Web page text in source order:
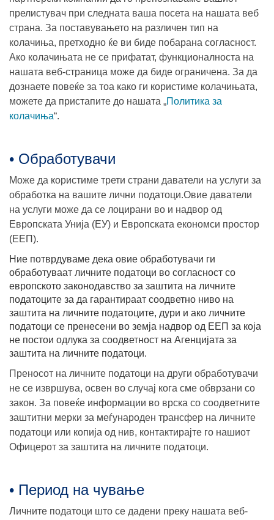
прелистувач при следната ваша посета на нашата веб
страна. За поставувањето на различен тип на
колачиња, претходно ќе ви биде побарана согласност.
Ако колачињата не се прифатат, функционалноста на
нашата веб-страница може да биде ограничена. За да
дознаете повеќе за тоа како ги користиме колачињата,
можете да пристапите до нашата „Политика за
колачиња“.
• Обработувачи
Може да користиме трети страни даватели на услуги за
обработка на вашите лични податоци.Овие даватели
на услуги може да се лоцирани во и надвор од
Европската Унија (ЕУ) и Европската економси простор
(ЕЕП).
Ние потврдуваме дека овие обработувачи ги
обработуваат личните податоци во согласност со
европското законодавство за заштита на личните
податоците за да гарантираат соодветно ниво на
заштита на личните податоците, дури и ако личните
податоци се пренесени во земја надвор од ЕЕП за која
не постои одлука за соодветност на Агенцијата за
заштита на личните податоци.
Преносот на личните податоци на други обработувачи
не се извршува, освен во случај кога сме обврзани со
закон. За повеќе информации во врска со соодветните
заштитни мерки за меѓународен трансфер на личните
податоци или копија од нив, контактирајте го нашиот
Офицерот за заштита на личните податоци.
• Период на чување
Личните податоци што се дадени преку нашата веб-